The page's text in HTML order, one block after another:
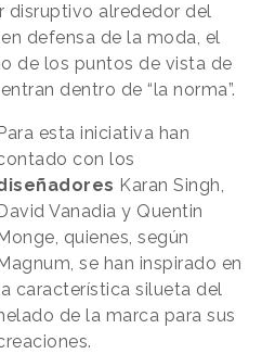
disruptivo alrededor del
defensa de la moda, el
de los puntos de vista de
dentro de “la norma”.
Para esta iniciativa han
con los
Karan Singh,
David Vanadia y Quentin
Monge, quienes, según
Magnum, se han inspirado en
característica silueta del
de la marca para sus